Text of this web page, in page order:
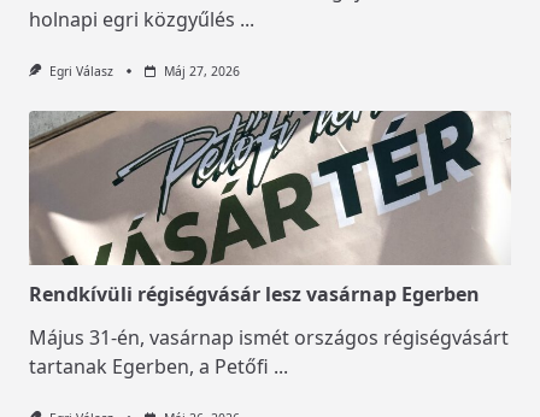
holnapi egri közgyűlés ...
Egri Válasz Máj 27, 2026
Rendkívüli régiségvásár lesz vasárnap Egerben
Május 31-én, vasárnap ismét országos régiségvásárt
tartanak Egerben, a Petőfi ...